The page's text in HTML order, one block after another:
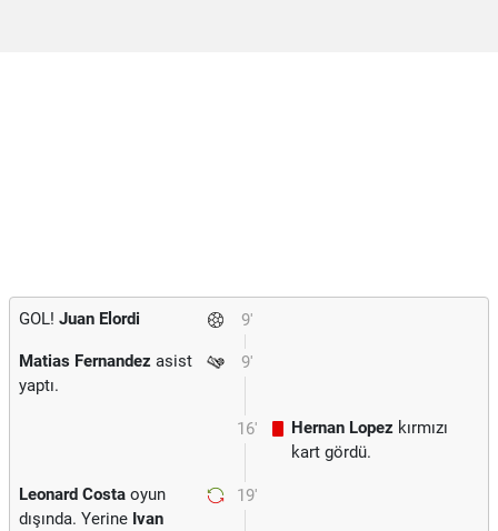
9'
GOL! Juan Elordi
9'
Matias Fernandez asist
yaptı.
16' Hernan Lopez kırmızı
kart gördü.
19'
Leonard Costa oyun
dışında. Yerine Ivan